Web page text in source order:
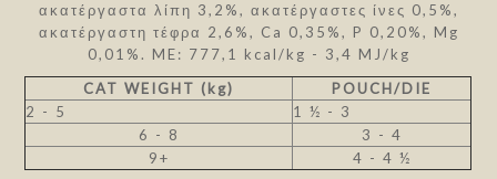
ακατέργαστα λίπη 3,2%, ακατέργαστες ίνες 0,5%,
ακατέργαστη τέφρα 2,6%, Ca 0,35%, P 0,20%, Mg
0,01%. ME: 777,1 kcal/kg - 3,4 MJ/kg
CAT WEIGHT (kg)
POUCH/DIE
2 - 5
1 ½ - 3
6 - 8
3 - 4
9+
4 - 4 ½